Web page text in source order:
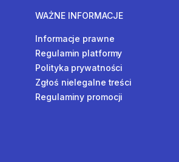
WAŻNE INFORMACJE
Informacje prawne
Regulamin platformy
Polityka prywatności
Zgłoś nielegalne treści
Regulaminy promocji